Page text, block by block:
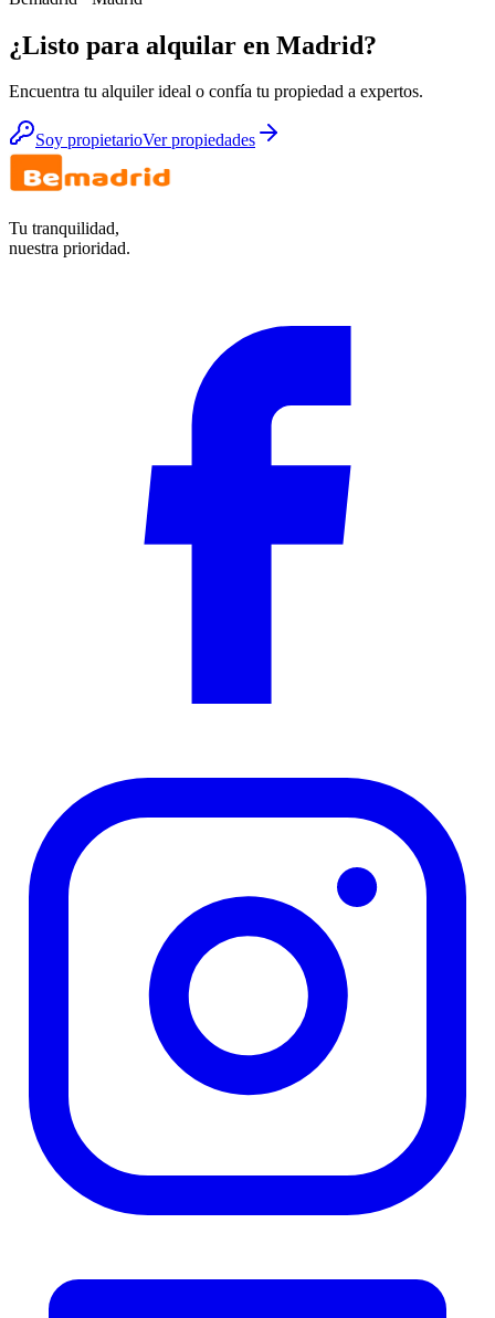
¿Listo para alquilar en Madrid?
Encuentra tu alquiler ideal o confía tu propiedad a expertos.
Soy propietarioVer propiedades
Tu tranquilidad,
nuestra prioridad.